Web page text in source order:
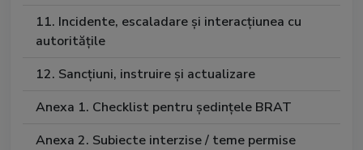
11. Incidente, escaladare și interacțiunea cu
autoritățile
12. Sancțiuni, instruire și actualizare
Anexa 1. Checklist pentru ședințele BRAT
Anexa 2. Subiecte interzise / teme permise